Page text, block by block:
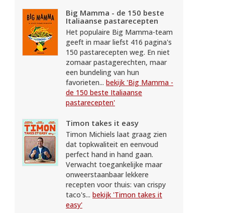
Big Mamma - de 150 beste
Italiaanse pastarecepten
Het populaire Big Mamma-team
geeft in maar liefst 416 pagina's
150 pastarecepten weg. En niet
zomaar pastagerechten, maar
een bundeling van hun
favorieten... bekijk 'Big Mamma -
de 150 beste Italiaanse
pastarecepten'
Timon takes it easy
Timon Michiels laat graag zien
dat topkwaliteit en eenvoud
perfect hand in hand gaan.
Verwacht toegankelijke maar
onweerstaanbaar lekkere
recepten voor thuis: van crispy
taco's... bekijk 'Timon takes it
easy'